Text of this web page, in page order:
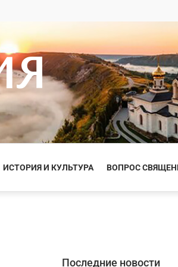
ИСТОРИЯ И КУЛЬТУРА ВОПРОС
Последние новости